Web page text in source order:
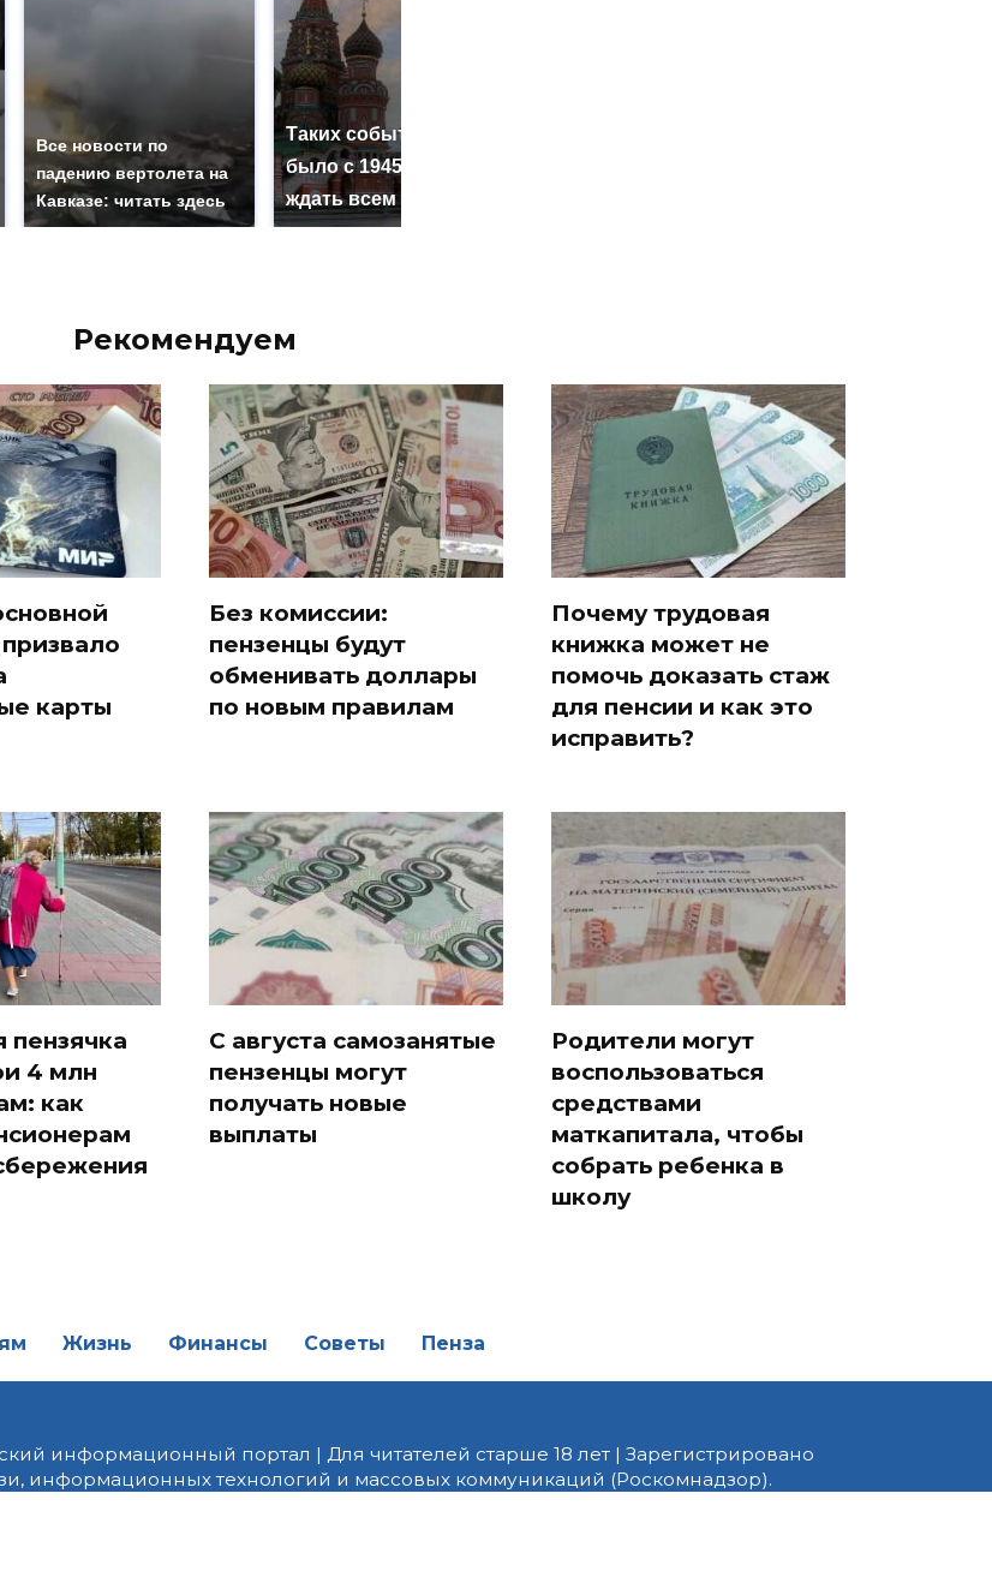
Все новости по
падению вертолета на
Кавказе: читать здесь
Таких событий не
было с 1945: чего
ждать всем нам?
Рекомендуем
карты
Без комиссии:
пензенцы будут
обменивать доллары
по новым правилам
Почему трудовая
книжка может не
помочь доказать стаж
для пенсии и как это
исправить?
пензячка
4 млн
как
С августа самозанятые
пензенцы могут
получать новые
выплаты
Родители могут
воспользоваться
средствами
маткапитала, чтобы
собрать ребенка в
школу
Жизнь Финансы Советы Пенза
информационный портал | Для читателей старше 18 лет | Зарегистрировано
информационных технологий и массовых коммуникаций (Роскомнадзор).